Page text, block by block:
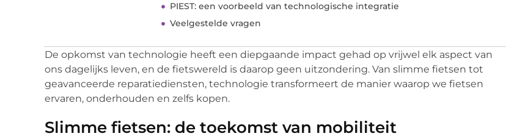
PIEST: een voorbeeld van technologische integratie
Veelgestelde vragen
De opkomst van technologie heeft een diepgaande impact gehad op vrijwel elk aspect van
ons dagelijks leven, en de fietswereld is daarop geen uitzondering. Van slimme fietsen tot
geavanceerde reparatiediensten, technologie transformeert de manier waarop we fietsen
ervaren, onderhouden en zelfs kopen.
Slimme fietsen: de toekomst van mobiliteit